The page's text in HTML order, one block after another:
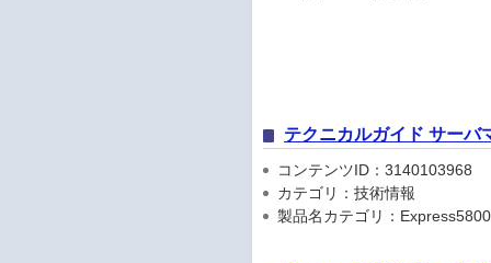
テクニカルガイド サーバ
コンテンツID：3140103968
カテゴリ：技術情報
製品名カテゴリ：